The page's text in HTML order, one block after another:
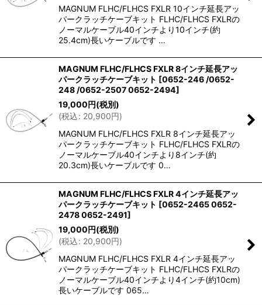
MAGNUM FLHC/FLHCS FXLR 10インチ延長アッ
パークラッチケーブキット FLHC/FLHCS FXLRの
ノーマルケーブル40インチより10インチ(約
25.4cm)長いケーブルです …
MAGNUM FLHC/FLHCS FXLR 8インチ延長アッ
パークラッチケーブキット [0652-246 /0652-
248 /0652-2507 0652-2494]
19,000円(税別)
(税込: 20,900円)
MAGNUM FLHC/FLHCS FXLR 8インチ延長アッ
パークラッチケーブキット FLHC/FLHCS FXLRの
ノーマルケーブル40インチより8インチ(約
20.3cm)長いケーブルです 0…
MAGNUM FLHC/FLHCS FXLR 4インチ延長アッ
パークラッチケーブキット [0652-2465 0652-
2478 0652-2491]
19,000円(税別)
(税込: 20,900円)
MAGNUM FLHC/FLHCS FXLR 4インチ延長アッ
パークラッチケーブキット FLHC/FLHCS FXLRの
ノーマルケーブル40インチより4インチ(約10cm)
長いケーブルです 065…